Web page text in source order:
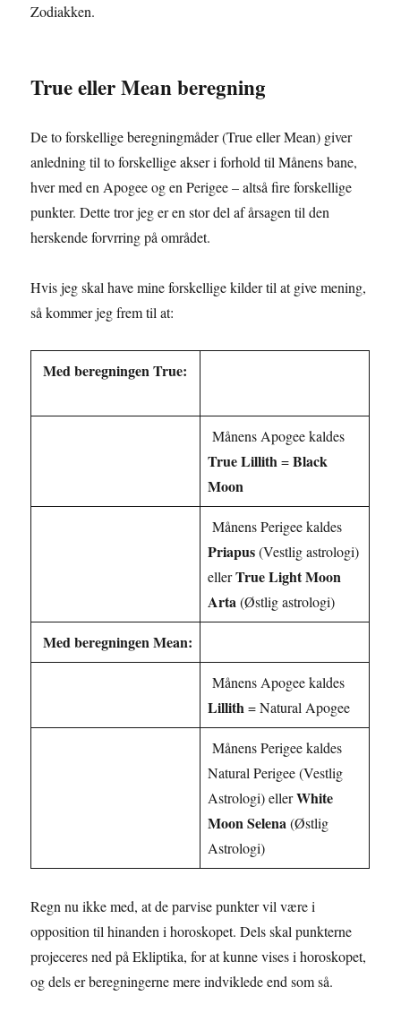
Zodiakken.
True eller Mean beregning
De to forskellige beregningmåder (True eller Mean) giver
anledning til to forskellige akser i forhold til Månens bane,
hver med en Apogee og en Perigee – altså fire forskellige
punkter. Dette tror jeg er en stor del af årsagen til den
herskende forvrring på området.
Hvis jeg skal have mine forskellige kilder til at give mening,
så kommer jeg frem til at:
Med beregningen True:
Månens Apogee kaldes
True Lillith=Black
Moon
Månens Perigee kaldes
Priapus(Vestlig astrologi)
ellerTrue Light Moon
Arta(Østlig astrologi)
Med beregningen Mean:
Månens Apogee kaldes
Lillith= Natural Apogee
Månens Perigee kaldes
Natural Perigee (Vestlig
Astrologi) ellerWhite
Moon Selena(Østlig
Astrologi)
Regn nu ikke med, at de parvise punkter vil være i
opposition til hinanden i horoskopet. Dels skal punkterne
projeceres ned på Ekliptika, for at kunne vises i horoskopet,
og dels er beregningerne mere indviklede end som så.